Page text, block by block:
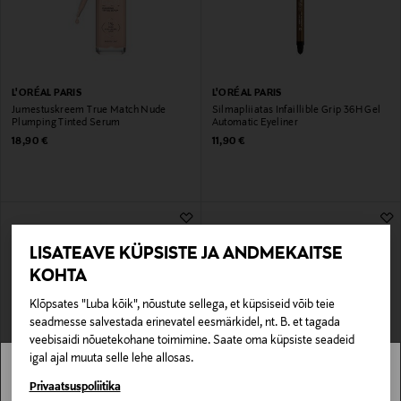
LISATEAVE KÜPSISTE JA ANDMEKAITSE
KOHTA
Klõpsates "Luba kõik", nõustute sellega, et küpsiseid võib teie
seadmesse salvestada erinevatel eesmärkidel, nt. B. et tagada
veebisaidi nõuetekohane toimimine. Saate oma küpsiste seadeid
igal ajal muuta selle lehe allosas.
Privaatsuspoliitika
L'ORÉAL PARIS
Jumestuskreem True Match Nude
Plumping Tinted Serum
Original Price
18,90 €
L'ORÉAL PARIS
Silmapliiatas Infaillible Grip 36H Gel
Automatic Eyeliner
Original Price
11,90 €
L'ORÉAL PARIS
Stockmann pole Sinu riigis saadaval.